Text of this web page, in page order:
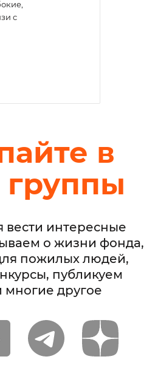
с
в
вести интересные
о жизни фонда,
пожилых людей,
публикуем
многие другое